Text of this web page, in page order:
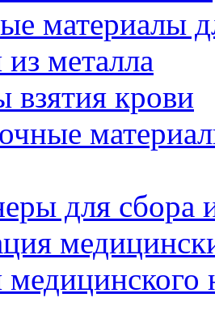
материалы
металла
взятия крови
для сбора